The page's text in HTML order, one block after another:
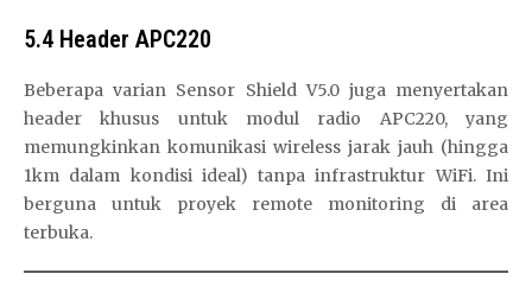
5.4 Header APC220
Beberapa varian Sensor Shield V5.0 juga menyertakan
header khusus untuk modul radio APC220, yang
memungkinkan komunikasi wireless jarak jauh (hingga
1km dalam kondisi ideal) tanpa infrastruktur WiFi. Ini
berguna untuk proyek remote monitoring di area
terbuka.